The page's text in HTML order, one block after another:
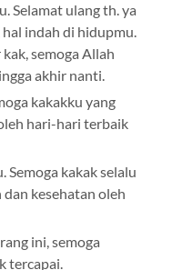
Selamat ulang th. ya
hal indah di hidupmu.
semoga Allah
akhir nanti.
kakakku yang
hari-hari terbaik
Semoga kakak selalu
kesehatan oleh
ini, semoga
tercapai.